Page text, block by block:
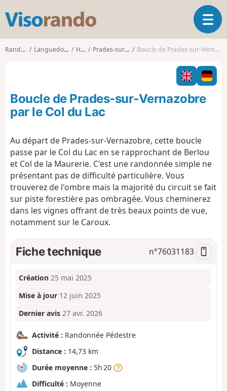
s
o
o
O
u
i
r
l
g
a
i
n
Randonnées Languedoc-Roussillon Hérault Prades-sur-Vernazobre Boucle de Prades-sur-Vernazobre par le Col du Lac
Boucle de Prades-sur-Vernazobre
par le Col du Lac
Au départ de Prades-sur-Vernazobre, cette boucle
passe par le Col du Lac en se rapprochant de Berlou
et Col de la Maurerie. C'est une randonnée simple ne
présentant pas de difficulté particulière. Vous
trouverez de l'ombre mais la majorité du circuit se fait
sur piste forestière pas ombragée. Vous cheminerez
dans les vignes offrant de très beaux points de vue,
notamment sur le Caroux.
Fiche technique n°76031183
Création 25 mai 2025
Mise à jour 12 juin 2025
Dernier avis 27 avr. 2026
Activité : Randonnée Pédestre
Distance : 14,73 km
Durée moyenne : 5h 20
Difficulté : Moyenne